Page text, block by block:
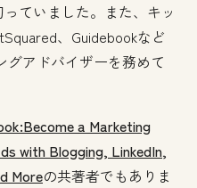
ていました。また、キッ
、Guidebookなど
グアドバイザーを務めて
a Marketing
with Blogging, LinkedIn,
Moreの共著者でもありま